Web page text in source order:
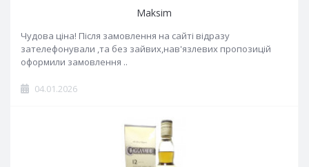
Maksim
Чудова ціна! Після замовлення на сайті відразу
зателефонували ,та без зайвих,нав'язлевих пропозицій
оформили замовлення ..
04.01.2026